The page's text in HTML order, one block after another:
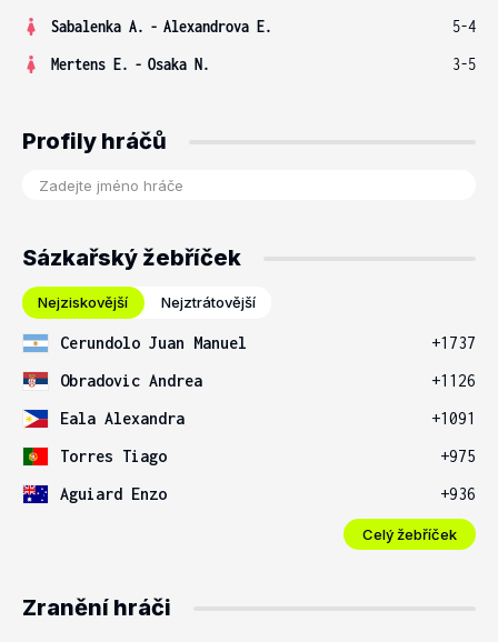
Sabalenka A. - Alexandrova E.
5-4
Mertens E. - Osaka N. 3-5
Profily hráčů
Sázkařský žebříček
Nejziskovější Nejztrátovější
Cerundolo Juan Manuel
+1737
Obradovic Andrea
+1126
Eala Alexandra
+1091
Torres Tiago
+975
Aguiard Enzo
+936
Celý žebříček
Zranění hráči